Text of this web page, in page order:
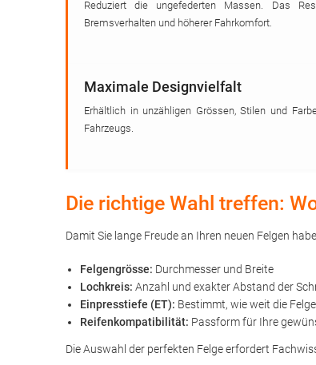
Reduziert die ungefederten Massen. Das
Bremsverhalten und höherer Fahrkomfort.
Maximale Designvielfalt
Erhältlich in unzähligen Grössen, Stilen und
Fahrzeugs.
Die richtige Wahl treffen:
Damit Sie lange Freude an Ihren neuen Felgen
Felgengrösse: Durchmesser und Breite
Lochkreis: Anzahl und exakter Abstand der
Einpresstiefe (ET): Bestimmt, wie weit die
Reifenkompatibilität: Passform für Ihre
Die Auswahl der perfekten Felge erfordert